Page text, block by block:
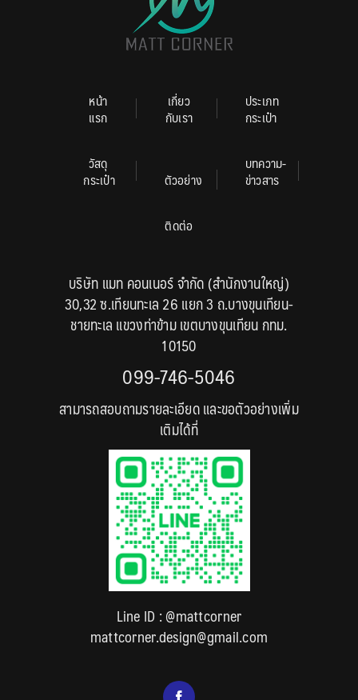
หน้า
แรก
เกี่ยว
กับเรา
ประเภท
กระเป๋า
วัสดุ
กระเป๋า ตัวอย่าง
บทความ-
ข่าวสาร
ติดต่อ
บริษัท แมท คอนเนอร์ จำกัด (สำนักงานใหญ่)
30,32 ซ.เทียนทะเล 26 แยก 3 ถ.บางขุนเทียน-
ชายทะเล แขวงท่าข้าม เขตบางขุนเทียน กทม.
10150
099-746-5046
สามารถสอบถามรายละเอียด และขอตัวอย่างเพิ่ม
เติมได้ที่
Line ID :@mattcorner
mattcorner.design@gmail.com